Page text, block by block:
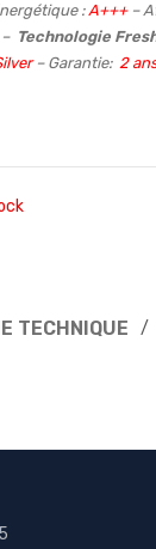
:A+++–
Technologie
– Garantie: 2
TECHNIQUE